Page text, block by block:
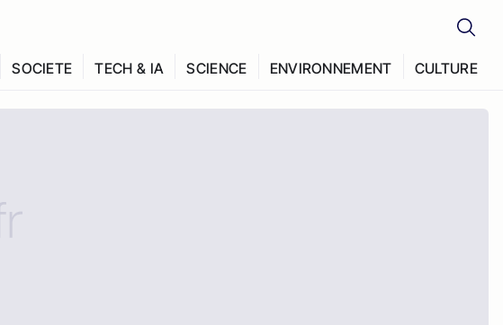
SOCIETE TECH & IA SCIENCE ENVIRONNEMENT CULTURE